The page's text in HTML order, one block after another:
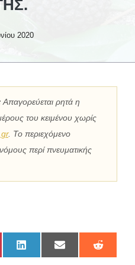
2020
Απαγορεύεται ρητά η
του κειμένου χωρίς
. Το περιεχόμενο
περί πνευματικής
Share
on
Share
on
Share
on